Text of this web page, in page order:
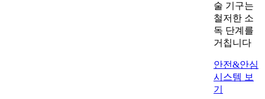
술 기구는
철저한 소
독 단계를
거칩니다
안전&안심
시스템 보
기